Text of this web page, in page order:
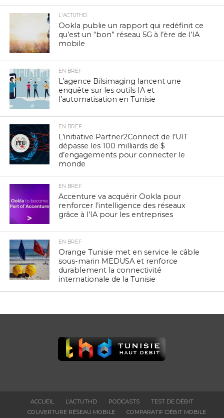
L'ACTUTHD
Ookla publie un rapport qui redéfinit ce
qu’est un “bon” réseau 5G à l’ère de l’IA
mobile
EN BREF
L’agence Bilsimaging lancent une
enquête sur les outils IA et
l’automatisation en Tunisie
EN BREF
L’initiative Partner2Connect de l’UIT
dépasse les 100 milliards de $
d’engagements pour connecter le
monde
EN BREF
Accenture va acquérir Ookla pour
renforcer l’intelligence des réseaux
grâce à l’IA pour les entreprises
EN BREF
Orange Tunisie met en service le câble
sous-marin MEDUSA et renforce
durablement la connectivité
internationale de la Tunisie
ACCUEIL L’ACTUTHD PODCASTS
TEST DE DÉBIT
COUVERTURE RÉSEAU MOBILE
COMPARATIF DÉBIT MOBILE